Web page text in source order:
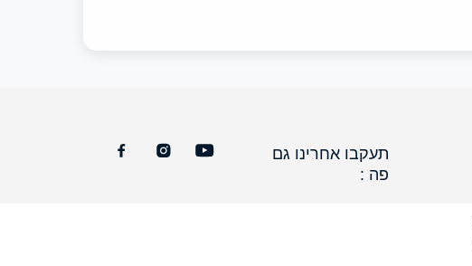
תעקבו אחרינו גם
פה :